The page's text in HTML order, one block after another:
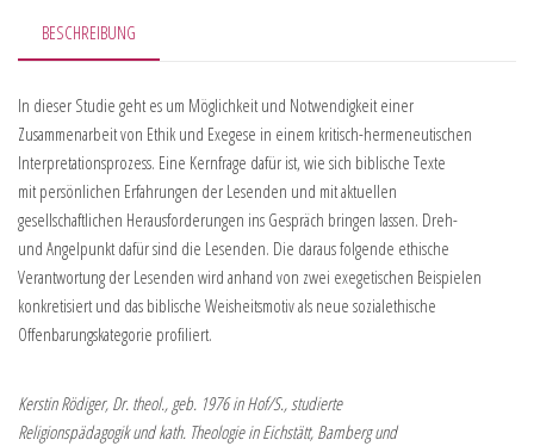
BESCHREIBUNG
In dieser Studie geht es um Möglichkeit und Notwendigkeit einer
Zusammenarbeit von Ethik und Exegese in einem kritisch-hermeneutischen
Interpretationsprozess. Eine Kernfrage dafür ist, wie sich biblische Texte
mit persönlichen Erfahrungen der Lesenden und mit aktuellen
gesellschaftlichen Herausforderungen ins Gespräch bringen lassen. Dreh-
und Angelpunkt dafür sind die Lesenden. Die daraus folgende ethische
Verantwortung der Lesenden wird anhand von zwei exegetischen Beispielen
konkretisiert und das biblische Weisheitsmotiv als neue sozialethische
Offenbarungskategorie profiliert.
Kerstin Rödiger, Dr. theol., geb. 1976 in Hof/S., studierte
Religionspädagogik und kath. Theologie in Eichstätt, Bamberg und